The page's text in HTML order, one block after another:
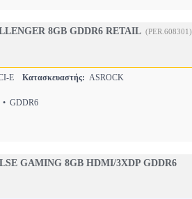
8GB GDDR6 RETAIL (PER.608301)
E Κατασκευαστής: ASROCK
GDDR6
GAMING 8GB HDMI/3XDP GDDR6